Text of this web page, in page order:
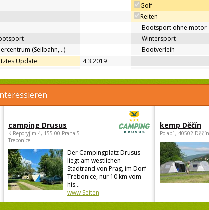
Golf
Reiten
- Bootsport ohne motor
- Wintersport
(Seilbahn,…) - Bootverleih
Update 4.3.2019
camping Drusus
K Reporyjim 4, 155 00 Praha 5 -
Trebonice
Der Campingplatz Drusus
liegt am westlichen
Stadtrand von Prag, im Dorf
Trebonice, nur 10 km vom
his...
www Seiten
kemp Děčín
Polabí , 40502 Děčín